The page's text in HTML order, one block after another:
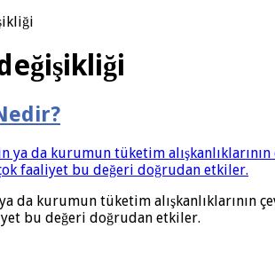
da kurumun tüketim
bu değeri doğrudan etkiler.